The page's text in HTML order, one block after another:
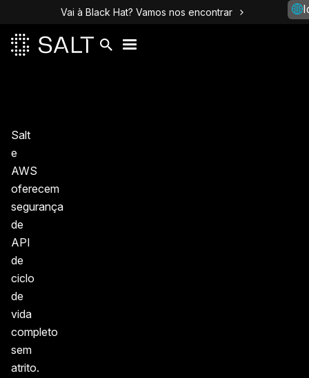
Vai à Black Hat? Vamos nos encontrar
Salt
e
AWS
oferecem
segurança
de
API
de
ciclo
de
vida
completo
sem
atrito.